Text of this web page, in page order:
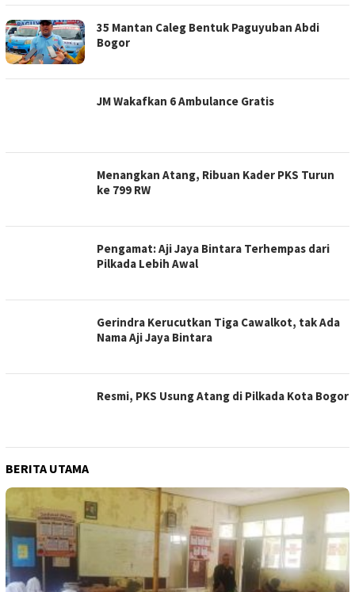
35 Mantan Caleg Bentuk Paguyuban Abdi
Bogor
JM Wakafkan 6 Ambulance Gratis
Menangkan Atang, Ribuan Kader PKS Turun
ke 799 RW
Pengamat: Aji Jaya Bintara Terhempas dari
Pilkada Lebih Awal
Gerindra Kerucutkan Tiga Cawalkot, tak Ada
Nama Aji Jaya Bintara
Resmi, PKS Usung Atang di Pilkada Kota Bogor
BERITA UTAMA